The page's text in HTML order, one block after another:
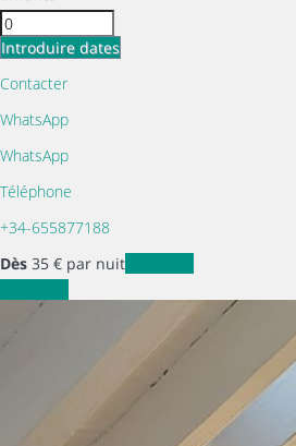
Introduire dates
Contacter
WhatsApp
WhatsApp
Téléphone
+34-655877188
Dès 35 € par nuit